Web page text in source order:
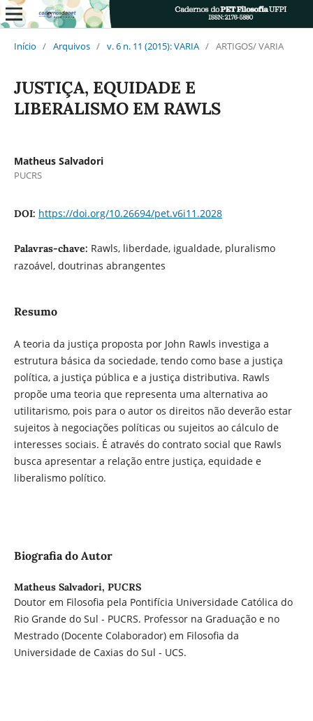
Início / Arquivos / v. 6 n. 11 (2015): VARIA / ARTIGOS/ VARIA
JUSTIÇA, EQUIDADE E
LIBERALISMO EM RAWLS
Matheus Salvadori
PUCRS
DOI: https://doi.org/10.26694/pet.v6i11.2028
Palavras-chave: Rawls, liberdade, igualdade, pluralismo
razoável, doutrinas abrangentes
Resumo
A teoria da justiça proposta por John Rawls investiga a
estrutura básica da sociedade, tendo como base a justiça
política, a justiça pública e a justiça distributiva. Rawls
propõe uma teoria que representa uma alternativa ao
utilitarismo, pois para o autor os direitos não deverão estar
sujeitos à negociações políticas ou sujeitos ao cálculo de
interesses sociais. É através do contrato social que Rawls
busca apresentar a relação entre justiça, equidade e
liberalismo político.
Biografia do Autor
Matheus Salvadori, PUCRS
Doutor em Filosofia pela Pontifícia Universidade Católica do
Rio Grande do Sul - PUCRS. Professor na Graduação e no
Mestrado (Docente Colaborador) em Filosofia da
Universidade de Caxias do Sul - UCS.